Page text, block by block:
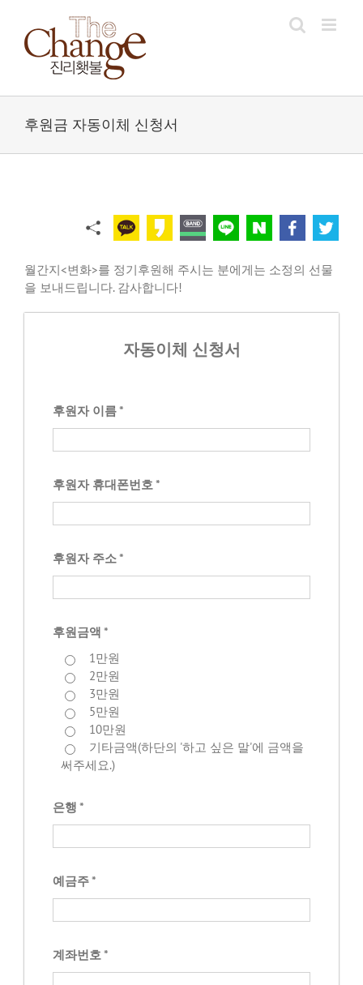
content
후원금 자동이체 신청서
월간지<변화>를 정기후원해 주시는 분에게는 소정의 선물
을 보내드립니다. 감사합니다!
자동이체 신청서
후원자 이름 *
후원자 휴대폰번호 *
후원자 주소 *
후원금액 *
1만원
2만원
3만원
5만원
10만원
기타금액(하단의 '하고 싶은 말'에 금액을
써주세요.)
은행 *
예금주 *
계좌번호 *